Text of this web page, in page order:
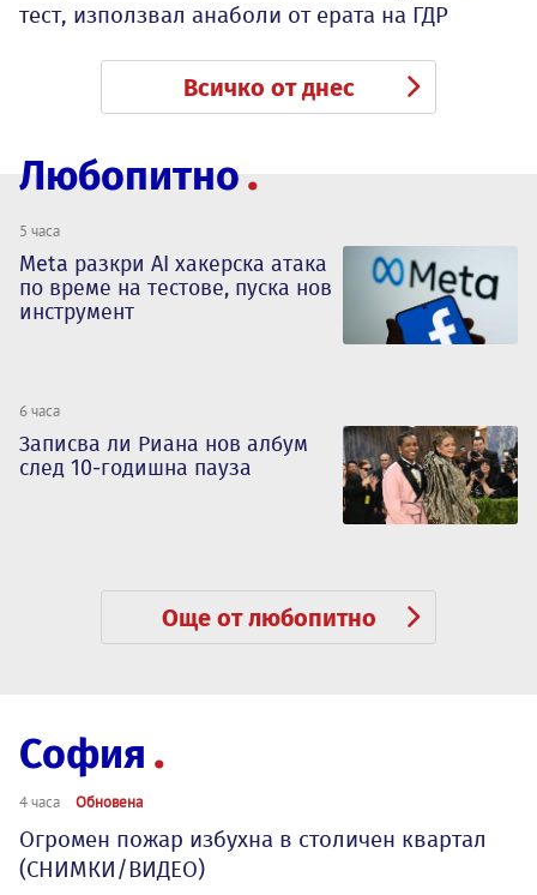
тест, използвал анаболи от ерата на ГДР
Всичко от днес
Любопитно
5 часа
Meta разкри AI хакерска атака
по време на тестове, пуска нов
инструмент
6 часа
Записва ли Риана нов албум
след 10-годишна пауза
Още от любопитно
София
4 часа Обновена
Огромен пожар избухна в столичен квартал
(СНИМКИ/ВИДЕО)